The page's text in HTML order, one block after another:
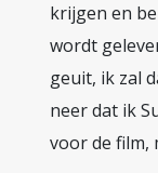
krijgen en
wordt
geuit, ik zal
neer dat ik
voor de film,